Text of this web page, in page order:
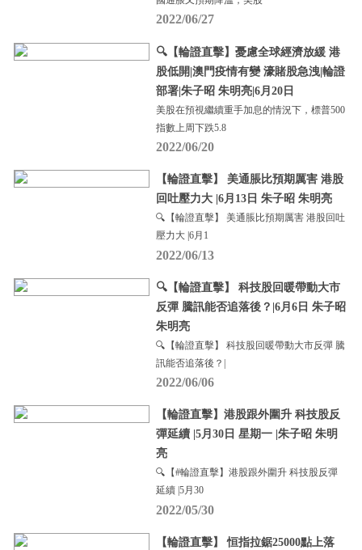
2022/06/27
🔍【輪證直擊】憂慮全球經濟放緩 港
股低開|澳門疫情有變 濠賭股急洩|輪證
部署|朱子昭 朱明亮|6月20日
美股在預視繼續重手加息的情況下，標普500
指數上周下跌5.8
2022/06/20
【輪證直擊】 美通脹比預期厲害 港股
回吐壓力大 |6月13日 朱子昭 朱明亮
🔍【輪證直擊】 美通脹比預期厲害 港股回吐
壓力大 |6月1
2022/06/13
🔍【輪證直擊】 科技股回暖帶動大市
反彈 騰訊能否追落後？|6月6日 朱子昭
朱明亮
🔍【輪證直擊】 科技股回暖帶動大市反彈 騰
訊能否追落後？|
2022/06/06
【輪證直擊】港股跟外圍升 科技股反
彈延續 |5月30日 星期一 |朱子昭 朱明
亮
🔍【#輪證直擊】港股跟外圍升 科技股反彈
延續 |5月30
2022/05/30
【輪證直擊】 恒指拉鋸25000點上落